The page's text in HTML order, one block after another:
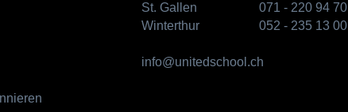
St. Gallen
071 - 220 94 70
Winterthur
052 - 235 13 00
info@unitedschool.ch